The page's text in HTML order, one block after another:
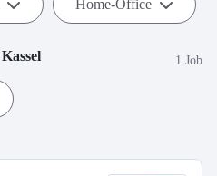
Home-Office
Kassel 1 Job